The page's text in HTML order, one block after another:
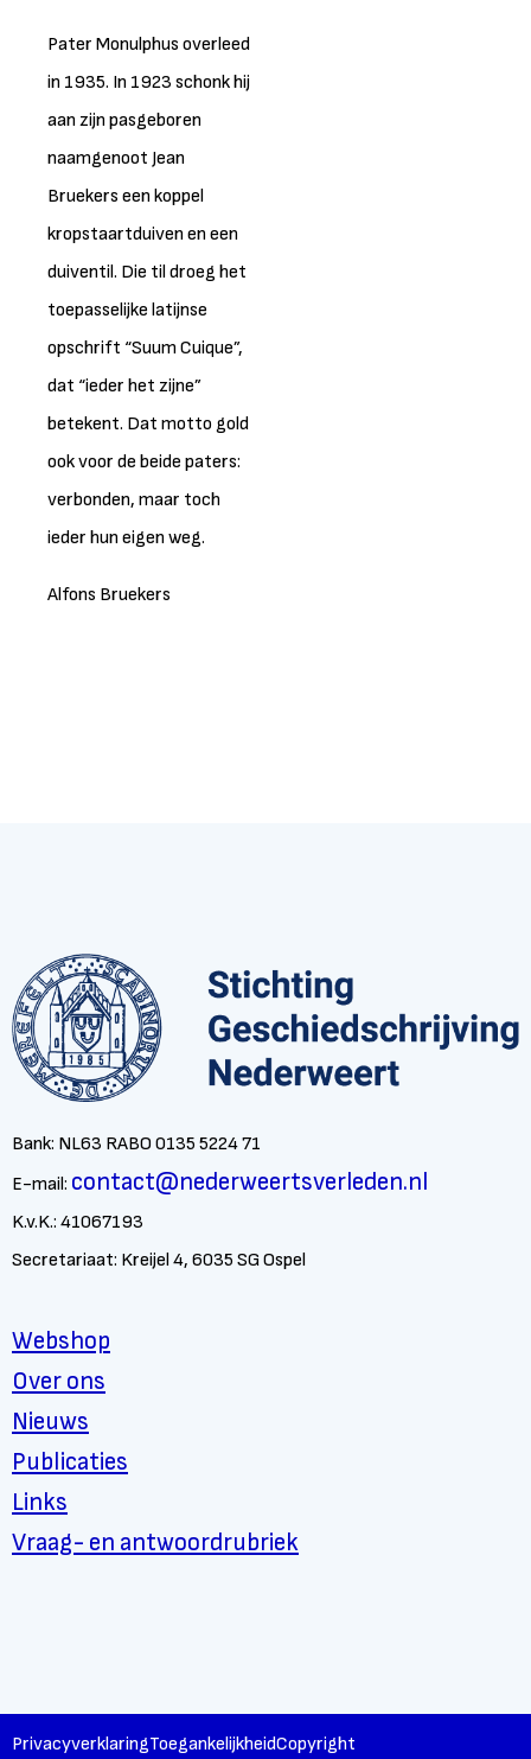
Pater Monulphus overleed
in 1935. In 1923 schonk hij
aan zijn pasgeboren
naamgenoot Jean
Bruekers een koppel
kropstaartduiven en een
duiventil. Die til droeg het
toepasselijke latijnse
opschrift “Suum Cuique”,
dat “ieder het zijne”
betekent. Dat motto gold
ook voor de beide paters:
verbonden, maar toch
ieder hun eigen weg.
Alfons Bruekers
Bank: NL63 RABO 0135 5224 71
E-mail: contact@nederweertsverleden.nl
K.v.K.: 41067193
Secretariaat: Kreijel 4, 6035 SG Ospel
Webshop
Over ons
Nieuws
Publicaties
Links
Vraag- en antwoordrubriek
PrivacyverklaringToegankelijkheidCopyright